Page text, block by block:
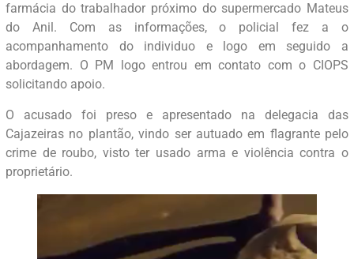
farmácia do trabalhador próximo do supermercado Mateus
do Anil. Com as informações, o policial fez a o
acompanhamento do individuo e logo em seguido a
abordagem. O PM logo entrou em contato com o CIOPS
solicitando apoio.
O acusado foi preso e apresentado na delegacia das
Cajazeiras no plantão, vindo ser autuado em flagrante pelo
crime de roubo, visto ter usado arma e violência contra o
proprietário.